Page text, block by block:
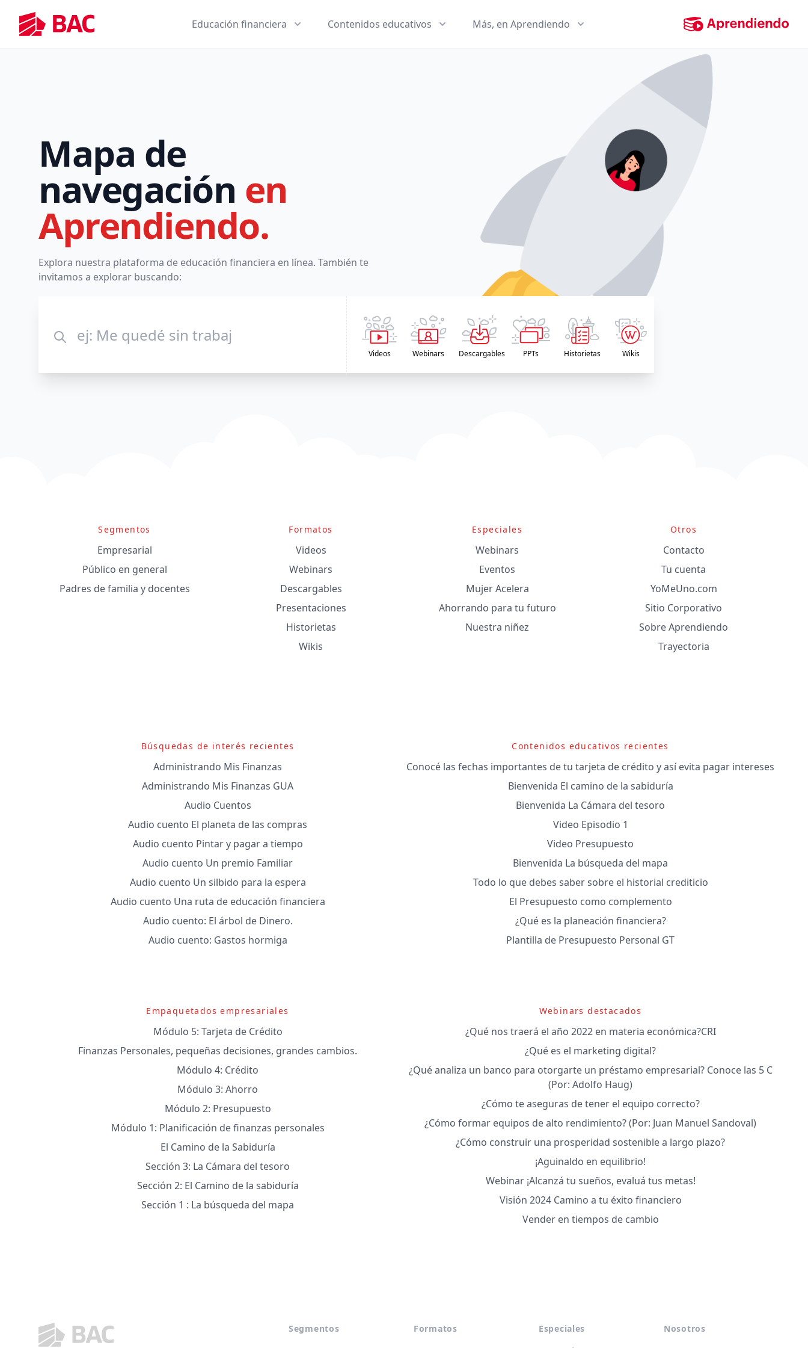
Educación financiera Contenidos educativos Más, en Aprendiendo
Mapa de
navegación en
Aprendiendo.
Explora nuestra plataforma de educación financiera en línea. También te
invitamos a explorar buscando:
Videos Webinars Descargables PPTs Historietas Wikis
Segmentos
Empresarial
Público en general
Padres de familia y docentes
Formatos
Videos
Webinars
Descargables
Presentaciones
Historietas
Wikis
Especiales
Webinars
Eventos
Mujer Acelera
Ahorrando para tu futuro
Nuestra niñez
Otros
Contacto
Tu cuenta
YoMeUno.com
Sitio Corporativo
Sobre Aprendiendo
Trayectoria
Búsquedas de interés recientes
Administrando Mis Finanzas
Administrando Mis Finanzas GUA
Audio Cuentos
Audio cuento El planeta de las compras
Audio cuento Pintar y pagar a tiempo
Audio cuento Un premio Familiar
Audio cuento Un silbido para la espera
Audio cuento Una ruta de educación financiera
Audio cuento: El árbol de Dinero.
Audio cuento: Gastos hormiga
Contenidos educativos recientes
Conocé las fechas importantes de tu tarjeta de crédito y así evita pagar intereses
Bienvenida El camino de la sabiduría
Bienvenida La Cámara del tesoro
Video Episodio 1
Video Presupuesto
Bienvenida La búsqueda del mapa
Todo lo que debes saber sobre el historial crediticio
El Presupuesto como complemento
¿Qué es la planeación financiera?
Plantilla de Presupuesto Personal GT
Empaquetados empresariales
Módulo 5: Tarjeta de Crédito
Finanzas Personales, pequeñas decisiones, grandes cambios.
Módulo 4: Crédito
Módulo 3: Ahorro
Módulo 2: Presupuesto
Módulo 1: Planificación de finanzas personales
El Camino de la Sabiduría
Sección 3: La Cámara del tesoro
Sección 2: El Camino de la sabiduría
Sección 1 : La búsqueda del mapa
Webinars destacados
¿Qué nos traerá el año 2022 en materia económica?CRI
¿Qué es el marketing digital?
¿Qué analiza un banco para otorgarte un préstamo empresarial? Conoce las 5 C
(Por: Adolfo Haug)
¿Cómo te aseguras de tener el equipo correcto?
¿Cómo formar equipos de alto rendimiento? (Por: Juan Manuel Sandoval)
¿Cómo construir una prosperidad sostenible a largo plazo?
¡Aguinaldo en equilibrio!
Webinar ¡Alcanzá tu sueños, evaluá tus metas!
Visión 2024 Camino a tu éxito financiero
Vender en tiempos de cambio
Segmentos Formatos Especiales Nosotros